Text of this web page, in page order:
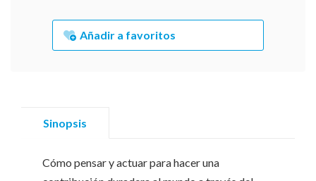
Añadir a favoritos
Sinopsis
Cómo pensar y actuar para hacer una